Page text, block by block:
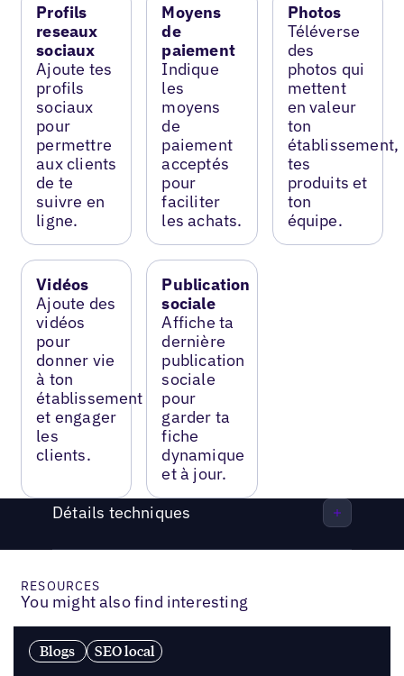
Profils
reseaux
sociaux
Ajoute tes
profils
sociaux
pour
permettre
aux clients
de te
suivre en
ligne.
Moyens
de
paiement
Indique
les
moyens
de
paiement
acceptés
pour
faciliter
les achats.
Photos
Téléverse
des
photos qui
mettent
en valeur
ton
établissement,
tes
produits et
ton
équipe.
Vidéos
Ajoute des
vidéos
pour
donner vie
à ton
établissement
et engager
les
clients.
Publication
sociale
Affiche ta
dernière
publication
sociale
pour
garder ta
fiche
dynamique
et à jour.
Détails techniques
RESOURCES
You might also find interesting
Blogs SEO local